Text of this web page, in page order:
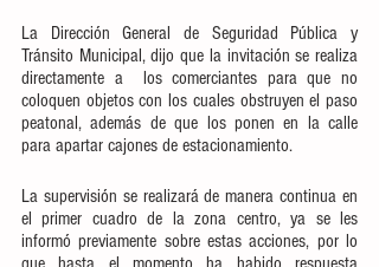
La Dirección General de Seguridad Pública y
Tránsito Municipal, dijo que la invitación se realiza
directamente a  los comerciantes para que no
coloquen objetos con los cuales obstruyen el paso
peatonal, además de que los ponen en la calle
para apartar cajones de estacionamiento.
La supervisión se realizará de manera continua en
el primer cuadro de la zona centro, ya se les
informó previamente sobre estas acciones, por lo